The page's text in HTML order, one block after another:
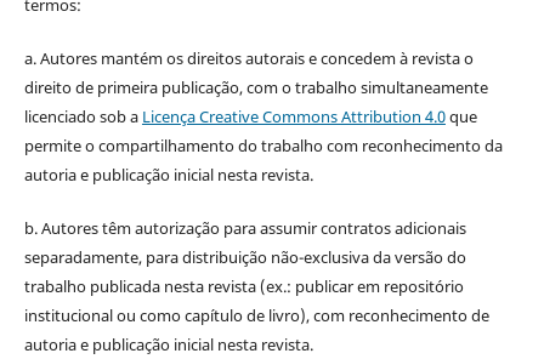
a. Autores mantém os direitos autorais e concedem à revista o
direito de primeira publicação, com o trabalho simultaneamente
licenciado sob a Licença Creative Commons Attribution 4.0que
permite o compartilhamento do trabalho com reconhecimento da
autoria e publicação inicial nesta revista.
b. Autores têm autorização para assumir contratos adicionais
separadamente, para distribuição não-exclusiva da versão do
trabalho publicada nesta revista (ex.: publicar em repositório
institucional ou como capítulo de livro), com reconhecimento de
autoria e publicação inicial nesta revista.